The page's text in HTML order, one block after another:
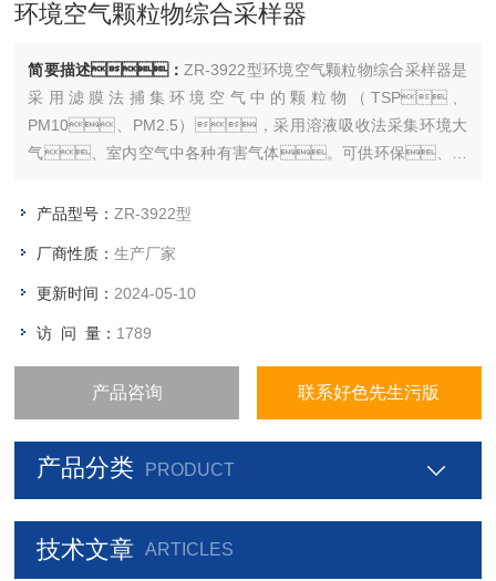
环境空气颗粒物综合采样器
简要描述： ZR-3922型环境空气颗粒物综合采样器是
采用滤膜法捕集环境空气中的颗粒物（TSP、
PM10、PM2.5），采用溶液吸收法采集环境大
气、室内空气中各种有害气体。可供环保、卫
门用于气溶胶监测。
产品型号：ZR-3922型
厂商性质：生产厂家
更新时间： 2024-05-10
访 问 量： 1789
产品咨询 联系好色先生污版
产品分类 PRODUCT
技术文章 ARTICLES